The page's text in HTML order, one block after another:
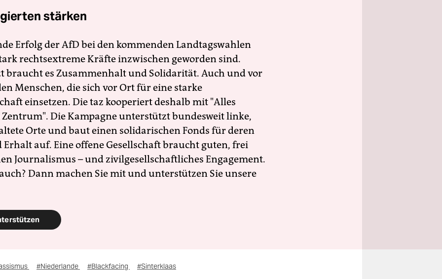
stärken
Erfolg der AfD bei den kommenden Landtagswahlen
rechtsextreme Kräfte inzwischen geworden sind.
braucht es Zusammenhalt und Solidarität. Auch und vor
Menschen, die sich vor Ort für eine starke
einsetzen. Die taz kooperiert deshalb mit "Alles
Die Kampagne unterstützt bundesweit linke,
Orte und baut einen solidarischen Fonds für deren
Erhalt auf. Eine offene Gesellschaft braucht guten, frei
Journalismus – und zivilgesellschaftliches Engagement.
Dann machen Sie mit und unterstützen Sie unsere
#Niederlande #Blackfacing #Sinterklaas